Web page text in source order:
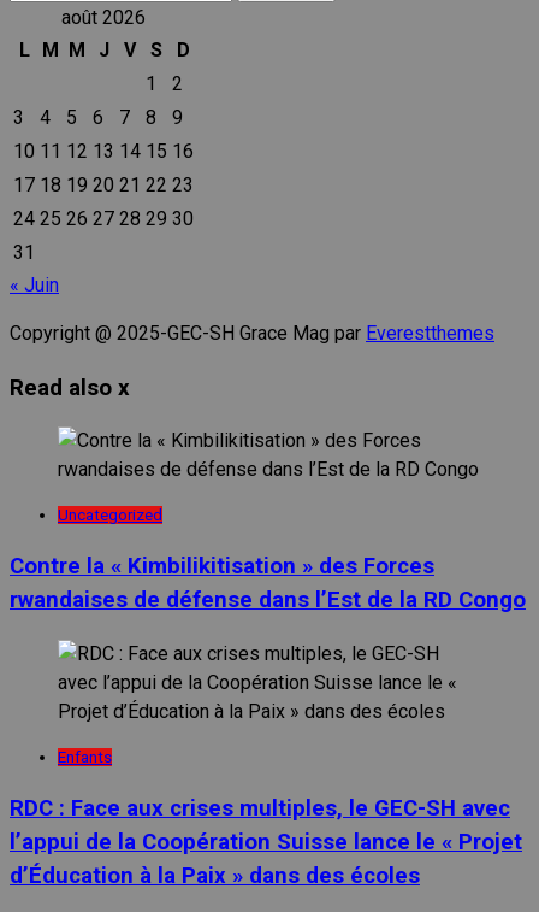
août 2026
L
M M J V S
D
1
2
3
4 5 6 7 8
9
10 11 12 13 14 15 16
17 18 19 20 21 22 23
24 25 26 27 28 29 30
31
« Juin
Copyright @ 2025-GEC-SH Grace Mag par Everestthemes
Read also x
Uncategorized
Contre la « Kimbilikitisation » des Forces
rwandaises de défense dans l’Est de la RD Congo
Enfants
RDC : Face aux crises multiples, le GEC-SH avec
l’appui de la Coopération Suisse lance le « Projet
d’Éducation à la Paix » dans des écoles